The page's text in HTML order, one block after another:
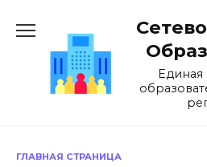
содержанию
Единая
ГЛАВНАЯ СТРАНИЦА